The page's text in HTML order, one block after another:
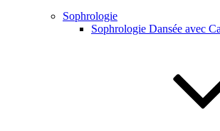
Sophrologie
Sophrologie Dansée avec